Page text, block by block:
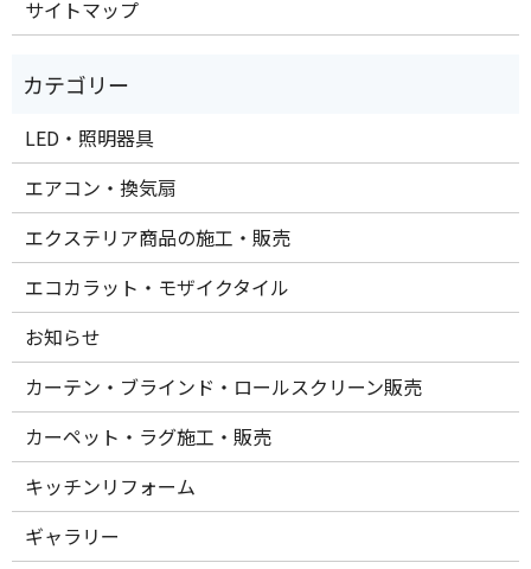
サイトマップ
LED・照明器具
エアコン・換気扇
エクステリア商品の施工・販売
エコカラット・モザイクタイル
お知らせ
カーテン・ブラインド・ロールスクリーン販売
カーペット・ラグ施工・販売
キッチンリフォーム
ギャラリー